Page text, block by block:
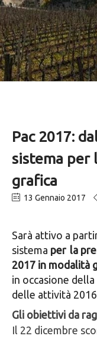
Pac 2017:
sistema per
grafica
13 Gennaio 2017
Sarà attivo a
sistema per la
2017 in modalità
in occasione
delle attività
Gli obiettivi da
Il 22 dicembre